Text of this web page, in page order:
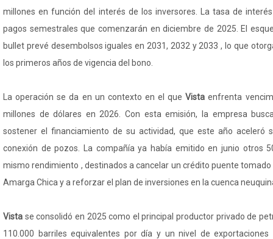
millones en función del interés de los inversores. La tasa de
pagos semestrales que comenzarán en diciembre de 2025. El
bullet prevé desembolsos iguales en 2031, 2032 y 2033 , lo que
los primeros años de vigencia del bono.
La operación se da en un contexto en el queVistaenfrenta
millones de dólares en 2026. Con esta emisión, la empresa
sostener el financiamiento de su actividad, que este año aceleró
conexión de pozos. La compañía ya había emitido en junio otros
mismo rendimiento , destinados a cancelar un crédito puente tomado
Amarga Chica y a reforzar el plan de inversiones en la cuenca
Vista se consolidó en 2025 como el principal productor privado de
110.000 barriles equivalentes por día y un nivel de